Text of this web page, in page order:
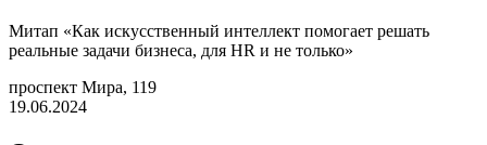
Митап «Как искусственный интеллект помогает решать
реальные задачи бизнеса, для HR и не только»
проспект Мира, 119
19.06.2024